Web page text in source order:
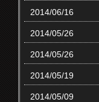
2014/06/16
2014/05/26
2014/05/26
2014/05/19
2014/05/09